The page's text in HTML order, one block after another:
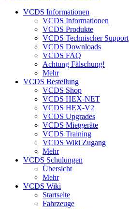
VCDS Informationen
VCDS Informationen
VCDS Produkte
VCDS Technischer Support
VCDS Downloads
VCDS FAQ
Achtung Fälschung!
Mehr
VCDS Bestellung
VCDS Shop
VCDS HEX-NET
VCDS HEX-V2
VCDS Upgrades
VCDS Mietgeräte
VCDS Training
VCDS Wiki Zugang
Mehr
VCDS Schulungen
Übersicht
Mehr
VCDS Wiki
Startseite
Fahrzeuge